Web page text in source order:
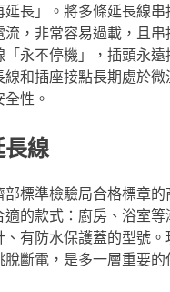
長」。將多條延長線
，非常容易過載，且
永不停機」，插頭永
和插座接點長期處於
性。
線
標準檢驗局合格標章
的款式：廚房、浴室
有防水保護蓋的型號
斷電，是多一層重要的